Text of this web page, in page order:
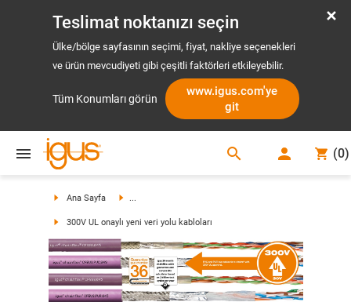
Teslimat noktanızı seçin
Ülke/bölge sayfasının seçimi, fiyat, nakliye seçenekleri
ve ürün mevcudiyeti gibi çeşitli faktörleri etkileyebilir.
Tüm Konumları görün
www.igus.com'ye
git
search (0)
Ana Sayfa ...
300V UL onaylı yeni veri yolu kabloları